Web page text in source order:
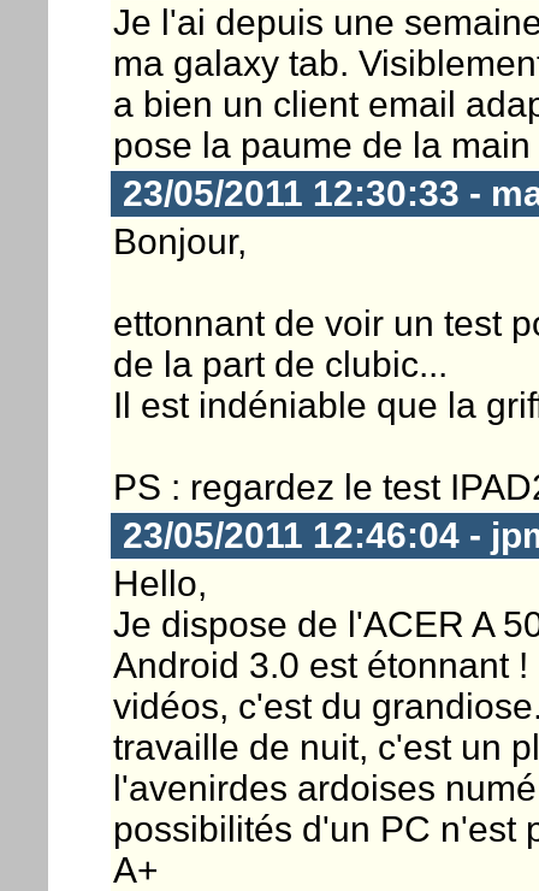
Je l'ai depuis une
ma galaxy tab.
a bien un client email
pose la paume de la
23/05/2011 12:30:33 -
Bonjour,
ettonnant de voir un test
de la part de clubic...
Il est indéniable que la
PS : regardez le test
23/05/2011 12:46:04 -
Hello,
Je dispose de l'ACER A
Android 3.0 est étonnant
vidéos, c'est du
travaille de nuit, c'est un
l'avenirdes ardoises
possibilités d'un PC n'est
A+